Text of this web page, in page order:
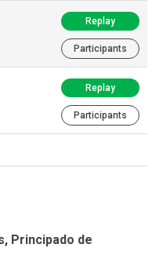
Replay
Participants
Replay
Participants
Principado de